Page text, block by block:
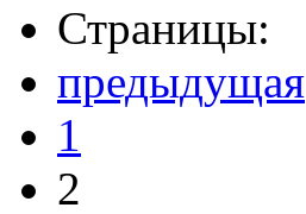
Страницы:
предыдущая
1
2